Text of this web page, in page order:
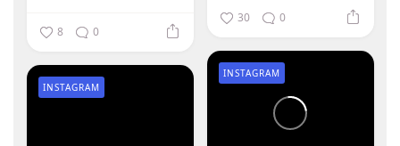
8 0
30 0
INSTAGRAM
INSTAGRAM